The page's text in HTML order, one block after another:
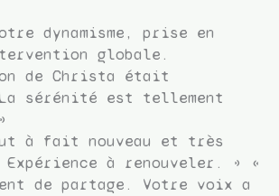
dynamisme, prise en
globale.
de Christa était
sérénité est tellement
à fait nouveau et très
à renouveler. » «
de partage. Votre voix a